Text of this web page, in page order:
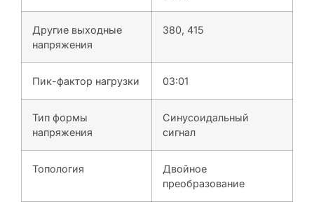
Другие выходные
напряжения
380, 415
Пик-фактор нагрузки 03:01
Тип формы
напряжения
Синусоидальный
сигнал
Топология
Двойное
преобразование